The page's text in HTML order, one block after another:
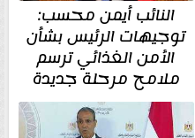
النائب أيمن محسب:
توجيهات الرئيس بشأن
الأمن الغذائي ترسم
ملامح مرحلة جديدة